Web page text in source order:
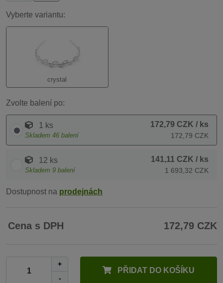
Vyberte variantu:
crystal
Zvolte balení po:
1 ks
Skladem 46 balení
172,79 CZK / ks
172,79 CZK
12 ks
Skladem 9 balení
141,11 CZK / ks
1 693,32 CZK
Dostupnost na prodejnách
Cena s DPH 172,79 CZK
+
-
PŘIDAT DO KOŠÍKU